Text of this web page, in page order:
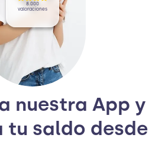
8.000
valoraciones
nuestra App y
tu saldo desde